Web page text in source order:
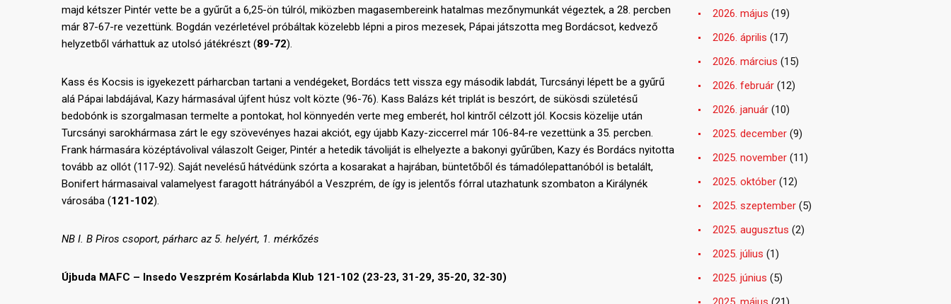
majd kétszer Pintér vette be a gyűrűt a 6,25-ön túlról, miközben magasembereink hatalmas mezőnymunkát végeztek, a 28. percben
már 87-67-re vezettünk. Bogdán vezérletével próbáltak közelebb lépni a piros mezesek, Pápai játszotta meg Bordácsot, kedvező
helyzetből várhattuk az utolsó játékrészt (89-72).
Kass és Kocsis is igyekezett párharcban tartani a vendégeket, Bordács tett vissza egy második labdát, Turcsányi lépett be a gyűrű
alá Pápai labdájával, Kazy hármasával újfent húsz volt közte (96-76). Kass Balázs két triplát is beszórt, de sükösdi születésű
bedobónk is szorgalmasan termelte a pontokat, hol könnyedén verte meg emberét, hol kintről célzott jól. Kocsis közelije után
Turcsányi sarokhármasa zárt le egy szövevényes hazai akciót, egy újabb Kazy-ziccerrel már 106-84-re vezettünk a 35. percben.
Frank hármasára középtávolival válaszolt Geiger, Pintér a hetedik távoliját is elhelyezte a bakonyi gyűrűben, Kazy és Bordács nyitotta
tovább az ollót (117-92). Saját nevelésű hátvédünk szórta a kosarakat a hajrában, büntetőből és támadólepattanóból is betalált,
Bonifert hármasaival valamelyest faragott hátrányából a Veszprém, de így is jelentős fórral utazhatunk szombaton a Királynék
városába (121-102).
NB I. B Piros csoport, párharc az 5. helyért, 1. mérkőzés
Újbuda MAFC – Insedo Veszprém Kosárlabda Klub 121-102 (23-23, 31-29, 35-20, 32-30)
2026. május (19)
2026. április (17)
2026. március (15)
2026. február (12)
2026. január (10)
2025. december (9)
2025. november (11)
2025. október (12)
2025. szeptember (5)
2025. augusztus (2)
2025. július (1)
2025. június (5)